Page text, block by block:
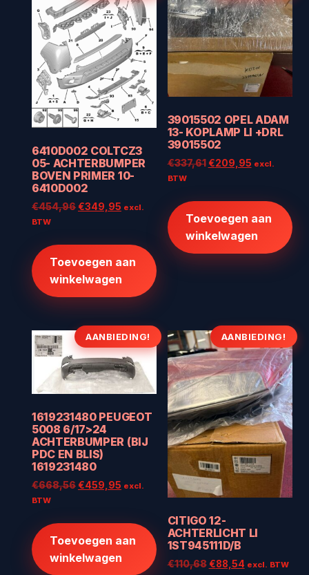
6410D002 COLTCZ3
05- ACHTERBUMPER
BOVEN PRIMER 10-
6410D002
€454,96Oorspronkelijke
€349,95 Huidige
€349,95.
excl.
BTW
Toevoegen aan
winkelwagen
39015502 OPEL ADAM
13- KOPLAMP LI +DRL
39015502
€337,61 Oorspronkelijke
€209,95Huidige
€209,95.
excl.
BTW
Toevoegen aan
winkelwagen
AANBIEDING!
1619231480 PEUGEOT
5008 6/17>24
ACHTERBUMPER (BIJ
PDC EN BLIS)
1619231480
€668,56Oorspronkelijke
€459,95 Huidige
€459,95.
excl.
BTW
Toevoegen aan
winkelwagen
AANBIEDING!
CITIGO 12-
ACHTERLICHT LI
1ST945111D/B
€110,68 Oorspronkelijke
€88,54Huidige
excl. BTW